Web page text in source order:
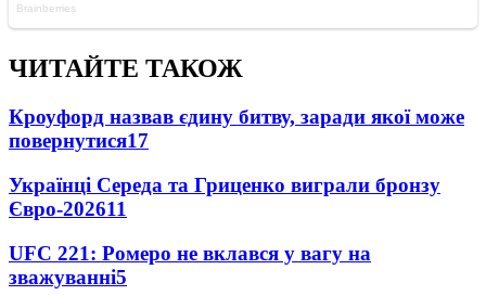
ЧИТАЙТЕ ТАКОЖ
Кроуфорд назвав єдину битву, заради якої може
повернутися17
Українці Середа та Гриценко виграли бронзу
Євро-202611
UFC 221: Ромеро не вклався у вагу на
зважуванні5